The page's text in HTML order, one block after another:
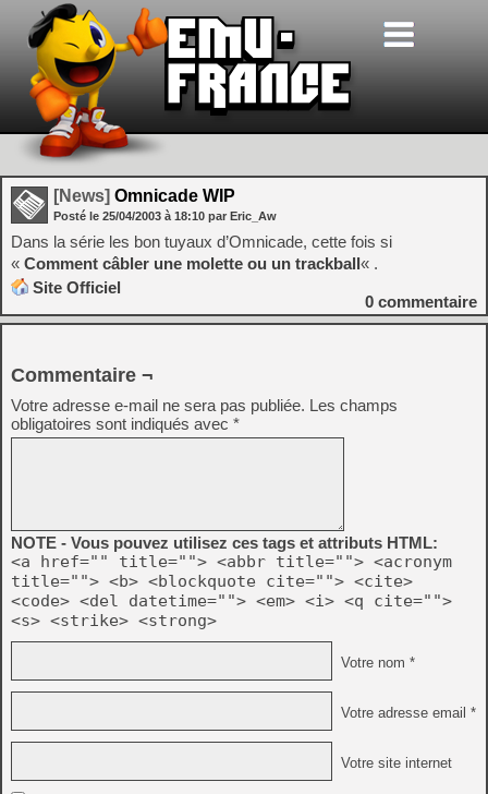
[News] Omnicade WIP
Posté le 25/04/2003 à 18:10 par Eric_Aw
Dans la série les bon tuyaux d’Omnicade, cette fois si
« Comment câbler une molette ou un trackball« .
Site Officiel
0 commentaire
Commentaire ¬
Votre adresse e-mail ne sera pas publiée. Les champs
obligatoires sont indiqués avec *
NOTE - Vous pouvez utilisez ces tags et attributs HTML:
<a href="" title=""> <abbr title=""> <acronym
title=""> <b> <blockquote cite=""> <cite>
<code> <del datetime=""> <em> <i> <q cite="">
<s> <strike> <strong>
Votre nom *
Votre adresse email *
Votre site internet